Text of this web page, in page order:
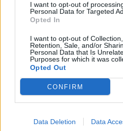
I want to opt-out of
Personal Data for Targeted
Opted In
I want to opt-out of Collection,
Retention, Sale, and/or
Personal Data that Is
Purposes for which it was
Opted Out
CONFIRM
Data Deletion Data
Φουρέιρα – Το
για τη Γιορτή της Μητέρας
Για σχόλια, μηνύματα ή
σχετικά με τοMad.gr ,
Facebook, επικοινωνήστε
ακολουθήστε μας στο